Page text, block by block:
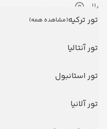
تور ترکیه(مشاهده همه)
تور آنتالیا
تور استانبول
تور آلانیا
بالی